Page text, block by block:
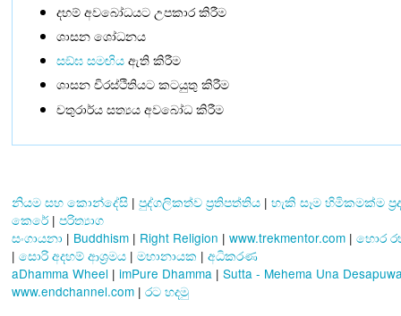
දහම් අවබෝධයට උපකාර කිරීම
ශාසන ශෝධනය
සඞ්‌ඝ සමඟියඇති කිරීම
ශාසන චිරස්ථිතියට කටයුතු කිරීම
චතුරාර්ය සත්‍යය අවබෝධ කිරීම
නියම සහ කොන්දේසි | පුද්ගලිකත්ව ප්‍රතිපත්තිය | හැකි සෑම හිමිකමක්ම
කෙරේ | පරිත්‍යාග
සංගායනා | Buddhism | Right Religion | www.trekmentor.com | හොර
| සොරි අදහම් ආශ්‍රමය | මහානායක | අධිකරණ
aDhamma Wheel | imPure Dhamma | Sutta - Mehema Una
www.endchannel.com | රට හදමු